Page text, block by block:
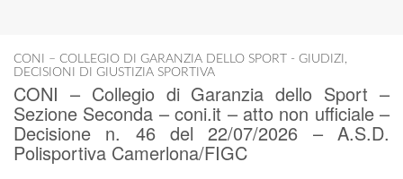
CONI – COLLEGIO DI GARANZIA DELLO SPORT - GIUDIZI ,
DECISIONI DI GIUSTIZIA SPORTIVA
CONI – Collegio di Garanzia dello Sport –
Sezione Seconda – coni.it – atto non ufficiale –
Decisione n. 46 del 22/07/2026 – A.S.D.
Polisportiva Camerlona/FIGC